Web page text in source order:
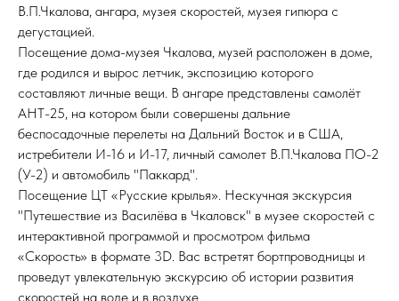
В.П.Чкалова, ангара, музея скоростей, музея гипюра с
дегустацией.
Посещение дома-музея Чкалова, музей расположен в доме,
где родился и вырос летчик, экспозицию которого
составляют личные вещи. В ангаре представлены самолёт
АНТ-25, на котором были совершены дальние
беспосадочные перелеты на Дальний Восток и в США,
истребители И-16 и И-17, личный самолет В.П.Чкалова ПО-2
(У-2) и автомобиль "Паккард".
Посещение ЦТ «Русские крылья». Нескучная экскурсия
"Путешествие из Василёва в Чкаловск" в музее скоростей с
интерактивной программой и просмотром фильма
«Скорость» в формате 3D. Вас встретят бортпроводницы и
проведут увлекательную экскурсию об истории развития
скоростей на воде и в воздухе.